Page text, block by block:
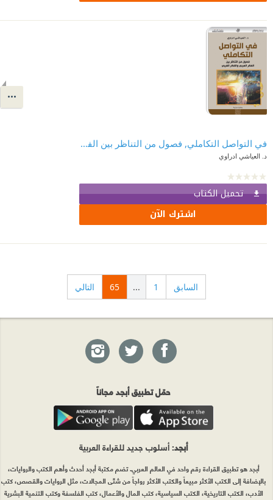
في التواصل التكاملي, فصول من التناظر بين الفكر العربي
د. العياشي ادراوي
تحميل الكتاب
اشترك الآن
السابق 1
...
65 التالي
حمّل تطبيق أبجد مجاناً
أبجد: أسلوب جديد للقراءة العربية
أبجد هو تطبيق القراءة رقم واحد في العالم العربي. تضم مكتبة أبجد أحدث وأهم الكتب والروايات،
بالإضافة إلى الكتب الأكثر مبيعاً والكتب الأكثر رواجاً من شتّى المجالات، مثل الروايات والقصص، كتب
الأدب، الكتب التاريخية، الكتب السياسية، كتب المال والأعمال، كتب الفلسفة وكتب التنمية البشرية